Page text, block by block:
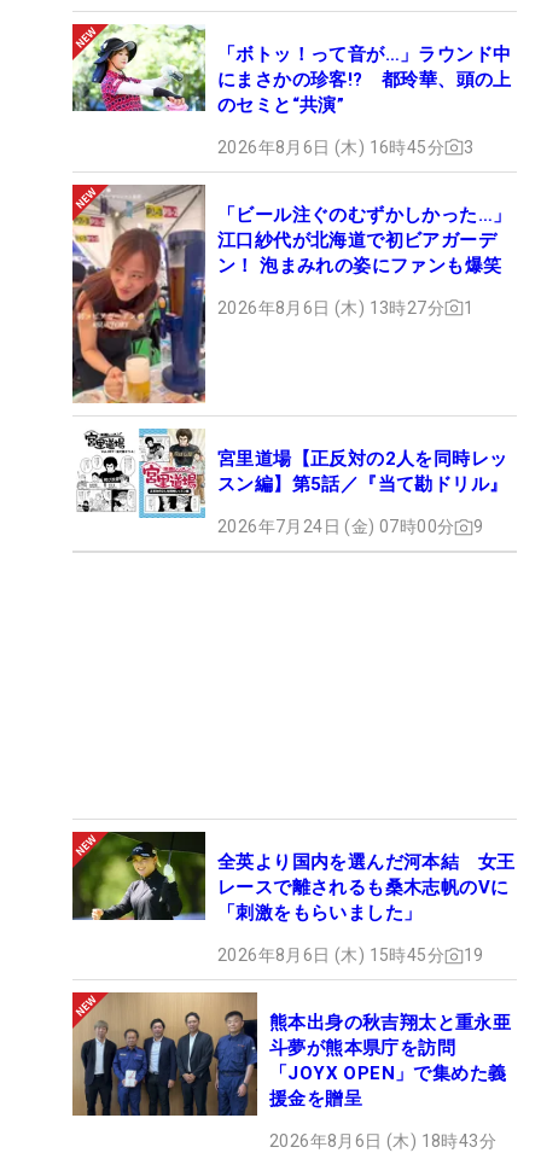
「ボトッ！って音が…」ラウンド中
にまさかの珍客!? 都玲華、頭の上
のセミと“共演”
2026年8月6日 (木) 16時45分 3
「ビール注ぐのむずかしかった…」
江口紗代が北海道で初ビアガーデ
ン！ 泡まみれの姿にファンも爆笑
2026年8月6日 (木) 13時27分 1
宮里道場【正反対の2人を同時レッ
スン編】第5話／『当て勘ドリル』
2026年7月24日 (金) 07時00分 9
全英より国内を選んだ河本結 女王
レースで離されるも桑木志帆のVに
「刺激をもらいました」
2026年8月6日 (木) 15時45分 19
熊本出身の秋吉翔太と重永亜
斗夢が熊本県庁を訪問
「JOYX OPEN」で集めた義
援金を贈呈
2026年8月6日 (木) 18時43分